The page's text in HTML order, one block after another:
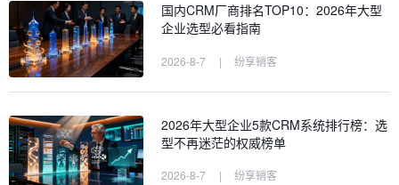
国内CRM厂商排名TOP10：2026年大型
企业选型必看指南
2026-8-7 | 纷享销客
2026年大型企业5款CRM系统排行榜：选
型不再迷茫的权威榜单
2026-8-7 | 纷享销客